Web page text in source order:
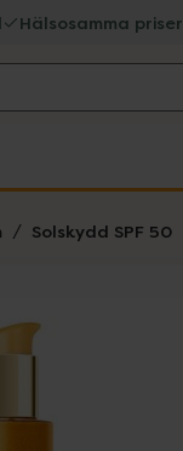
Hälsosamma priser
Solskydd SPF 50